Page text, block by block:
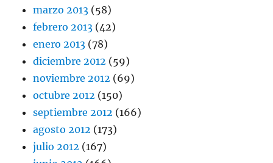
marzo 2013 (58)
febrero 2013 (42)
enero 2013 (78)
diciembre 2012 (59)
noviembre 2012 (69)
octubre 2012 (150)
septiembre 2012 (166)
agosto 2012 (173)
julio 2012 (167)